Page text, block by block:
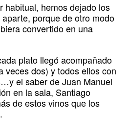
habitual, hemos dejado los
porque de otro modo
convertido en una
plato llegó acompañado
veces dos) y todos ellos con
el saber de Juan Manuel
en la sala, Santiago
de estos vinos que los